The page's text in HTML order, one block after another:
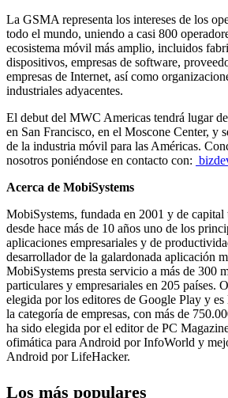
La GSMA representa los intereses de los
todo el mundo, uniendo a casi 800
ecosistema móvil más amplio, incluidos
dispositivos, empresas de software,
empresas de Internet, así como
industriales adyacentes.
El debut del MWC Americas tendrá lugar
en San Francisco, en el Moscone Center, y
de la industria móvil para las Américas.
nosotros poniéndose en contacto con:
Acerca de MobiSystems
MobiSystems, fundada en 2001 y de capital
desde hace más de 10 años uno de los
aplicaciones empresariales y de
desarrollador de la galardonada aplicación
MobiSystems presta servicio a más de 300
particulares y empresariales en 205 países.
elegida por los editores de Google Play y
la categoría de empresas, con más de
ha sido elegida por el editor de PC
ofimática para Android por InfoWorld y
Android por LifeHacker.
Los más populares